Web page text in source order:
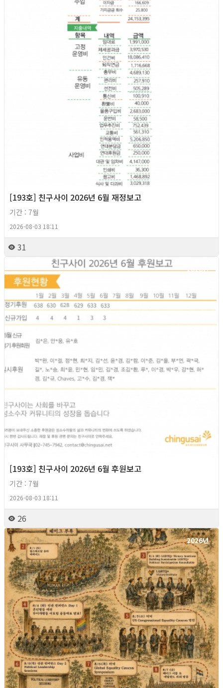
[193호] 친구사이 2026년 6월 재정보고
기간 : 7월
2026-08-03 18:11
31
2026년
[193호] 친구사이 2026년 6월 후원보고
기간 : 7월
2026-08-03 18:11
26
2026년